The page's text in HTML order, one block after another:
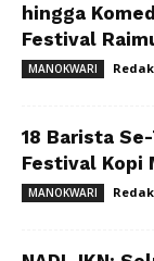
hingga
Festival
MANOKWARI
18 Barista
Festival Kopi
MANOKWARI